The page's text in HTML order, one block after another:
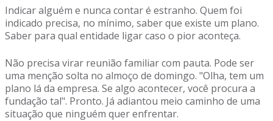
Indicar alguém e nunca contar é estranho. Quem foi
indicado precisa, no mínimo, saber que existe um plano.
Saber para qual entidade ligar caso o pior aconteça.
Não precisa virar reunião familiar com pauta. Pode ser
uma menção solta no almoço de domingo. "Olha, tem um
plano lá da empresa. Se algo acontecer, você procura a
fundação tal". Pronto. Já adiantou meio caminho de uma
situação que ninguém quer enfrentar.